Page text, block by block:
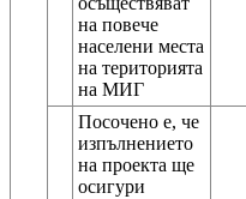
на повече
населени места
на територията
на МИГ
Посочено е, че
изпълнението
на проекта ще
осигури